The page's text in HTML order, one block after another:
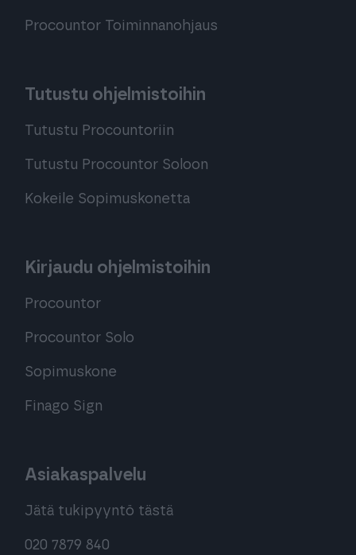
Procountor Toiminnanohjaus
Tutustu ohjelmistoihin
Tutustu Procountoriin
Tutustu Procountor Soloon
Kokeile Sopimuskonetta
Kirjaudu ohjelmistoihin
Procountor
Procountor Solo
Sopimuskone
Finago Sign
Asiakaspalvelu
Jätä tukipyyntö tästä
020 7879 840